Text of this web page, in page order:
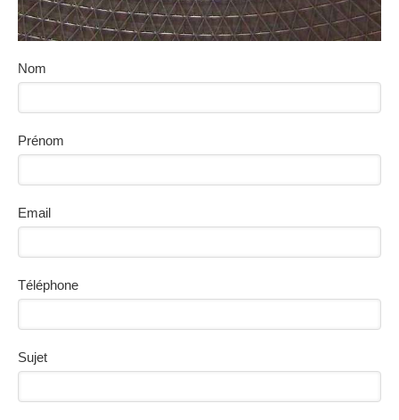
Nom
Prénom
Email
Téléphone
Sujet